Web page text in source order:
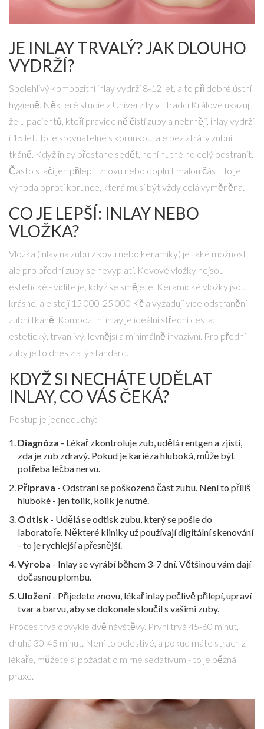
JE INLAY TRVALÝ? JAK DLOUHO
VYDRŽÍ?
Spolehlivý kompozitní inlay vydrží 8-12 let, a to při dobré ústní
hygieně. Některé studie z Univerzity v Hradci Králové ukazují,
že u pacientů, kteří pravidelně čistí zuby a nebrnějí, inlay vydrží
i 15 let. To je srovnatelné s korunkou, ale bez ztráty zubní
tkáně. Když inlay přestane sedět, není nutné ho celý odstranit.
Často stačí jen přilepit znovu nebo doplnit malou část. To je
výhoda oproti korunce, která musí být vždy celá vyměněna.
CO JE LEPŠÍ: INLAY NEBO
VLOŽKA?
Vložka (inlay na zubu z kovu nebo keramiky) je také možnost,
ale pro přední zuby se nevyplatí. Kovové vložky nejsou
estetické - vidíte je, když se smějete. Keramické vložky jsou
krásné, ale stojí 15 000-25 000 Kč a vyžadují více odstranění
zubní tkáně. Kompozitní inlay je ideální střední cesta:
estetický, trvanlivý, levnější a minimálně invazivní. Pro přední
zuby je to dnes zlatý standard.
KDYŽ SI NECHÁTE UDĚLAT
INLAY, CO VÁS ČEKÁ?
Postup je jednoduchý:
Diagnóza - Lékař zkontroluje zub, udělá rentgen a zjistí,
zda je zub zdravý. Pokud je kariéza hluboká, může být
potřeba léčba nervu.
Příprava - Odstraní se poškozená část zubu. Není to příliš
hluboké - jen tolik, kolik je nutné.
Odtisk - Udělá se odtisk zubu, který se pošle do
laboratoře. Některé kliniky už používají digitální skenování
- to je rychlejší a přesnější.
Výroba - Inlay se vyrábí během 3-7 dní. Většinou vám dají
dočasnou plombu.
Uložení- Přijedete znovu, lékař inlay pečlivě přilepí, upraví
tvar a barvu, aby se dokonale sloučil s vašimi zuby.
Proces trvá obvykle dvě návštěvy. První trvá 45-60 minut,
druhá 30-45 minut. Není to bolestivé, a pokud máte strach z
lékaře, můžete si požádat o mírné sedativum - to je běžná
praxe.